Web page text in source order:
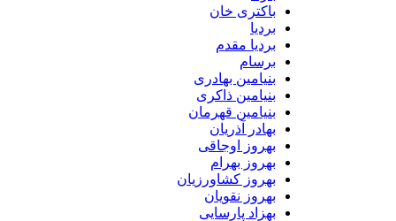
باکتری خان
بردیا مقدم
بنیامین بهادری
بنیامین ذاکری
بنیامین قهرمان
بهادر آذریان
بهروز اوجاقی
بهروز بهرام
بهروز کشاورزیان
بهروز نقویان
بهزاد پارسایی